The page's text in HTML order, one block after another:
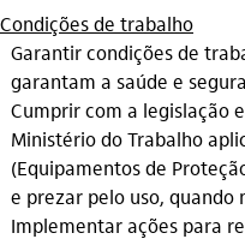
Condições de trabalho
Garantir condições de
garantam a saúde e
Cumprir com a legislação
Ministério do Trabalho
(Equipamentos de
e prezar pelo uso, quando
Implementar ações para